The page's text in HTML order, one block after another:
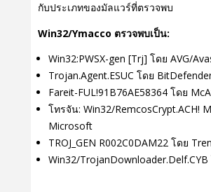
กับประเภทของมัลแวร์ที่ตรวจพบ
Win32/Ymacco ตรวจพบเป็น:
Win32:PWSX-gen [Trj] โดย AVG/
Trojan.Agent.ESUC โดย
Fareit-FUL!91B76AE58364 โดย
โทรจัน: Win32/RemcosCrypt.ACH!
Microsoft
TROJ_GEN R002C0DAM22 โดย
Win32/TrojanDownloader.Delf.CYB